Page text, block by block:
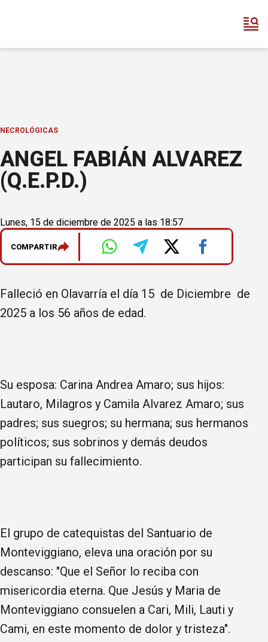
NECROLÓGICAS
ANGEL FABIÁN ALVAREZ
(Q.E.P.D.)
Lunes, 15 de diciembre de 2025 a las 18:57
COMPARTIR
Falleció en Olavarría el día 15 de Diciembre de
2025 a los 56 años de edad.
Su esposa: Carina Andrea Amaro; sus hijos:
Lautaro, Milagros y Camila Alvarez Amaro; sus
padres; sus suegros; su hermana; sus hermanos
políticos; sus sobrinos y demás deudos
participan su fallecimiento.
El grupo de catequistas del Santuario de
Monteviggiano, eleva una oración por su
descanso: "Que el Señor lo reciba con
misericordia eterna. Que Jesús y Maria de
Monteviggiano consuelen a Cari, Mili, Lauti y
Cami, en este momento de dolor y tristeza".